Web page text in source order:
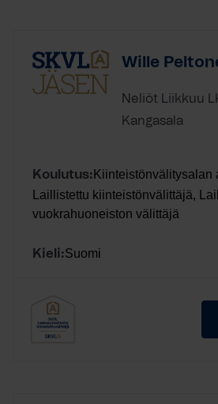
Wille
Neliöt Liikkuu
Kangasala
Koulutus: Kiinteistönvälitysalan
Laillistettu kiinteistönvälittäjä,
vuokrahuoneiston välittäjä
Kieli:Suomi